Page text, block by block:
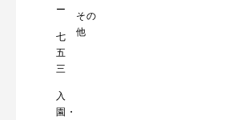
ー
七
五
三
入
園・
その
他